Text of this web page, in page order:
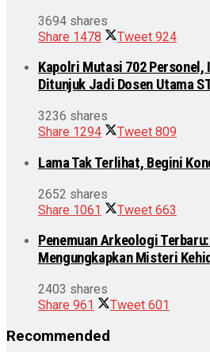
3694 shares
Share 1478 Tweet 924
Kapolri Mutasi 702 Personel,
Ditunjuk Jadi Dosen Utama
3236 shares
Share 1294 Tweet 809
Lama Tak Terlihat, Begini
2652 shares
Share 1061 Tweet 663
Penemuan Arkeologi
Mengungkapkan Misteri
2403 shares
Share 961 Tweet 601
Recommended